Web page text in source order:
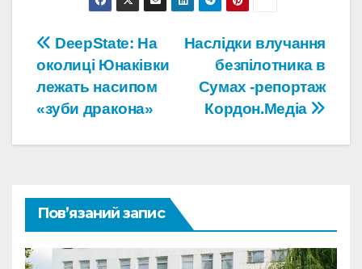
Навігація
записів
Наслідки влучання
безпілотника в
Сумах -репортаж
Кордон.Медіа
DeepState: На
околиці Юнаківки
лежать насипом
«зуби дракона»
Пов’язаний запис